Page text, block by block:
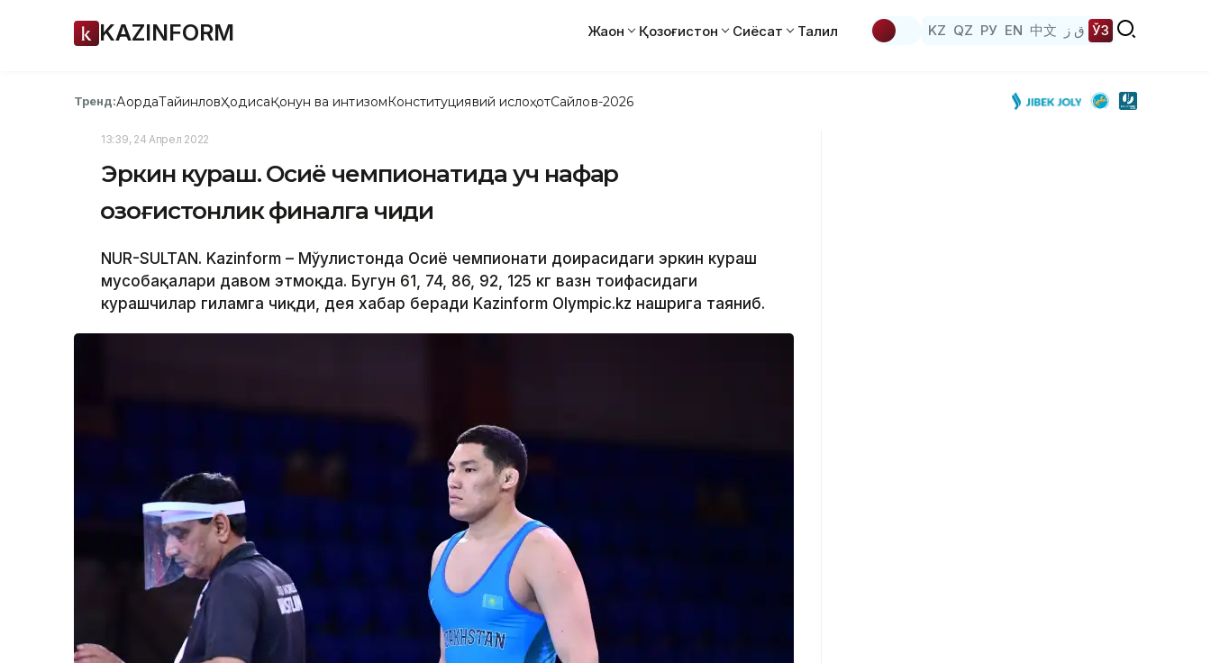
KAZINFORM Жаҳон Қозоғистон Сиёсат Таҳлил KZ QZ РУ EN 中文 ق ز ЎЗ
Тренд:АқордаТайинловҲодисаҚонун ва интизомКонституциявий ислоҳотСайлов-2026
13:39, 24 Апрел 2022
Эркин кураш. Осиё чемпионатида уч нафар
қозоғистонлик финалга чиқди
NUR-SULTAN. Kazinform – Мўғулистонда Осиё чемпионати доирасидаги эркин кураш
мусобақалари давом этмоқда. Бугун 61, 74, 86, 92, 125 кг вазн тоифасидаги
курашчилар гиламга чиқди, дея хабар беради Kazinform Olympic.kz нашрига таяниб.